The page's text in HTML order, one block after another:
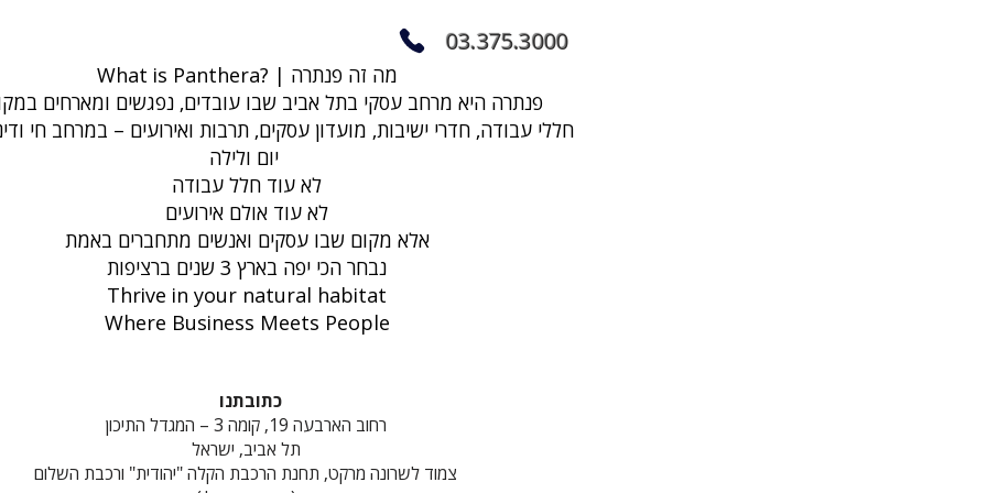
03.375.3000
What is Panthera? | מה זה פנתרה
חללי עבודה, חדרי ישיבות, מועדון עסקים, תרבות ואירועים – במרחב חי
לא עוד חלל עבודה
לא עוד אולם אירועים
אלא מקום שבו עסקים ואנשים מתחברים באמת
נבחר הכי יפה בארץ 3 שנים ברציפות
Thrive in your natural habitat
Where Business Meets People
כתובתנו
רחוב הארבעה 19, קומה 3 – המגדל התיכון
תל אביב, ישראל
צמוד לשרונה מרקט, תחנת הרכבת הקלה "יהודית" ורכבת השלום